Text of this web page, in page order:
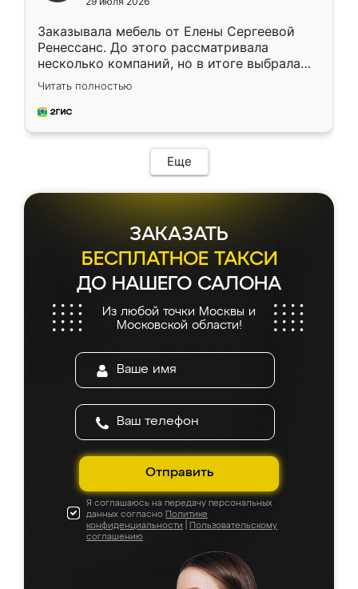
Заказывала мебель от Елены Сергеевой
Ренессанс. До этого рассматривала
несколько компаний, но в итоге выбрала
эту. Сначала обговорили условия, потом
приехал замерщик, всё спокойно объяснил
и снял размеры. Изготовили в срок, с
мебель сразу встала на свое место без
каких-либо доработок. Качеством осталась
довольна, все выглядит так, как и ожидала.
Читать полностью
Еще
ЗАКАЗАТЬ
БЕСПЛАТНОЕ ТАКСИ
ДО НАШЕГО САЛОНА
Из любой точки Москвы и
Московской области!
Отправить
Я соглашаюсь на передачу персональных
данных согласно Политике
конфиденциальности
Пользовательскому
соглашению